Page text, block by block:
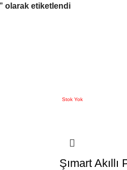
olarak etiketlendi
Stok Yok
Şımart